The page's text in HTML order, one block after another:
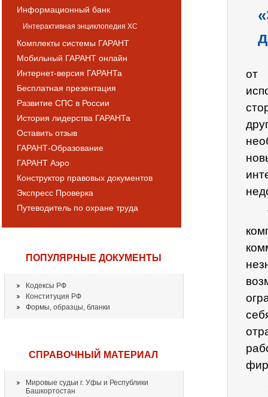
Информационный банк
Интерактивная энциклопедия ХС
Комплекты системы ГАРАНТ
Мобильный ГАРАНТ онлайн
Интернет-версия ГАРАНТа
Бесплатная презентация
Развитие СПС в России
История лидерства ГАРАНТа
Оставить отзыв
ГАРАНТ-Образование
ГАРАНТ Аэро
Конструктор правовых документов
Экспресс Проверка
Путеводитель по охране труда
ПОПУЛЯРНЫЕ ДОКУМЕНТЫ
Кодексы РФ
Конституция РФ
Формы, образцы, бланки
СПРАВОЧНЫЙ МАТЕРИАЛ
Мировые судьи г. Уфы и Республики
Башкортостан
от